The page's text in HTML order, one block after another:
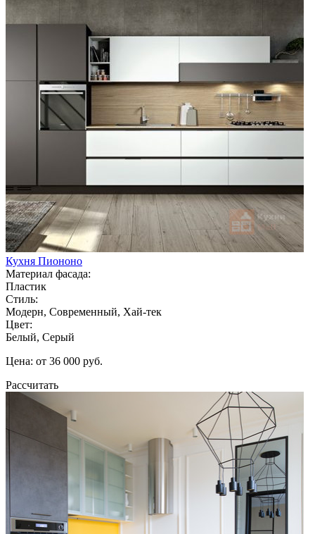
Кухня Пиононо
Материал фасада:
Пластик
Стиль:
Модерн, Современный, Хай-тек
Цвет:
Белый, Серый
Цена: от 36 000 руб.
Рассчитать